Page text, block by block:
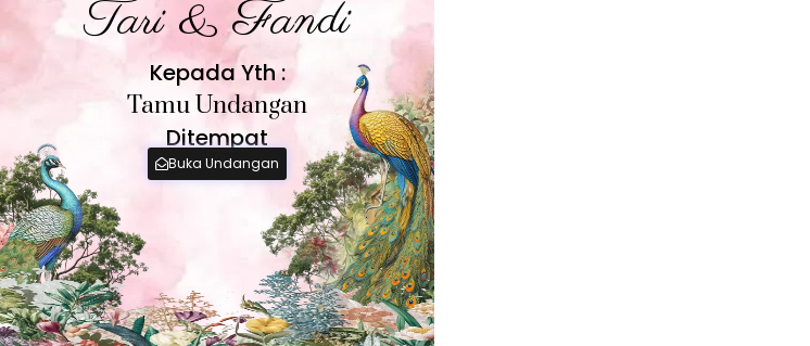
Tari & Fandi
Kepada Yth :
Tamu Undangan
Ditempat
Buka Undangan